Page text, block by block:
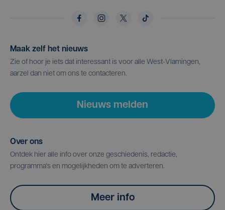
Maak zelf het nieuws
Zie of hoor je iets dat interessant is voor alle West-Vlamingen,
aarzel dan niet om ons te contacteren.
Nieuws melden
Over ons
Ontdek hier alle info over onze geschiedenis, redactie,
programma's en mogelijkheden om te adverteren.
Meer info